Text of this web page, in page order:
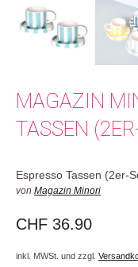
MAGAZIN
TASSEN
Espresso Tassen (2er-
von Magazin Minori
CHF 36.90
inkl. MWSt. und zzgl.